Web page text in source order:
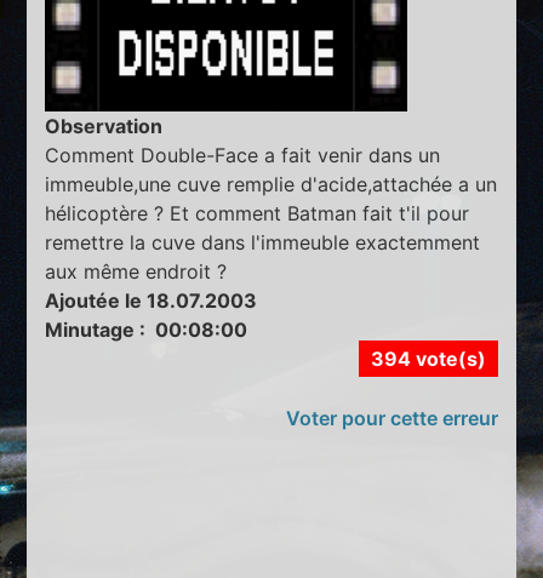
Observation
Comment Double-Face a fait venir dans un
immeuble,une cuve remplie d'acide,attachée a un
hélicoptère ? Et comment Batman fait t'il pour
remettre la cuve dans l'immeuble exactemment
aux même endroit ?
Ajoutée le 18.07.2003
Minutage : 00:08:00
394 vote(s)
Voter pour cette erreur